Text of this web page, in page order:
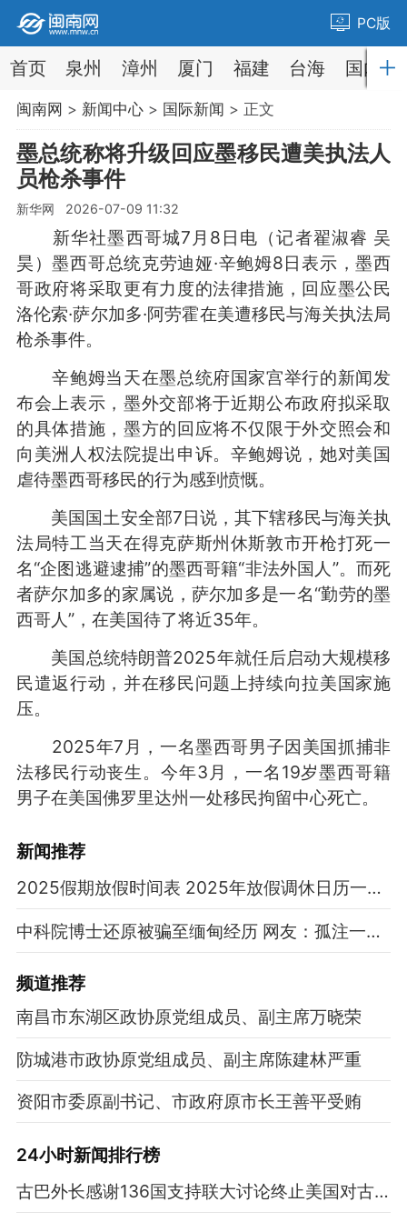
PC版
首页 泉州 漳州 厦门 福建 台海 国内
闽南网 > 新闻中心> 国际新闻 > 正文
墨总统称将升级回应墨移民遭美执法人
员枪杀事件
新华网 2026-07-09 11:32
新华社墨西哥城7月8日电（记者翟淑睿 吴
昊）墨西哥总统克劳迪娅·辛鲍姆8日表示，墨西
哥政府将采取更有力度的法律措施，回应墨公民
洛伦索·萨尔加多·阿劳霍在美遭移民与海关执法局
枪杀事件。
辛鲍姆当天在墨总统府国家宫举行的新闻发
布会上表示，墨外交部将于近期公布政府拟采取
的具体措施，墨方的回应将不仅限于外交照会和
向美洲人权法院提出申诉。辛鲍姆说，她对美国
虐待墨西哥移民的行为感到愤慨。
美国国土安全部7日说，其下辖移民与海关执
法局特工当天在得克萨斯州休斯敦市开枪打死一
名“企图逃避逮捕”的墨西哥籍“非法外国人”。而死
者萨尔加多的家属说，萨尔加多是一名“勤劳的墨
西哥人”，在美国待了将近35年。
美国总统特朗普2025年就任后启动大规模移
民遣返行动，并在移民问题上持续向拉美国家施
压。
2025年7月，一名墨西哥男子因美国抓捕非
法移民行动丧生。今年3月，一名19岁墨西哥籍
男子在美国佛罗里达州一处移民拘留中心死亡。
新闻推荐
2025假期放假时间表 2025年放假调休日历一览表
中科院博士还原被骗至缅甸经历 网友：孤注一掷现实版
频道推荐
南昌市东湖区政协原党组成员、副主席万晓荣
防城港市政协原党组成员、副主席陈建林严重
资阳市委原副书记、市政府原市长王善平受贿
24小时新闻排行榜
古巴外长感谢136国支持联大讨论终止美国对古封锁